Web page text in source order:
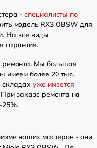
- специалисты по
модель RX3 OBSW для
На все виды
гарантия.
ремонта. Мы большая
имеем более 20 тыс.
складах уже имеется
При заказе ремонта на
25%.
наших мастеров - они